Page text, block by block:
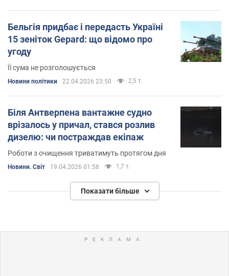
Бельгія придбає і передасть Україні
15 зеніток Gepard: що відомо про
угоду
Її сума не розголошується
Новини політики 22.04.2026 23:50 2,5 т.
Біля Антверпена вантажне судно
врізалось у причал, стався розлив
дизелю: чи постраждав екіпаж
Роботи з очищення триватимуть протягом дня
Новини. Світ 19.04.2026 01:58 1,7 т.
Показати більше